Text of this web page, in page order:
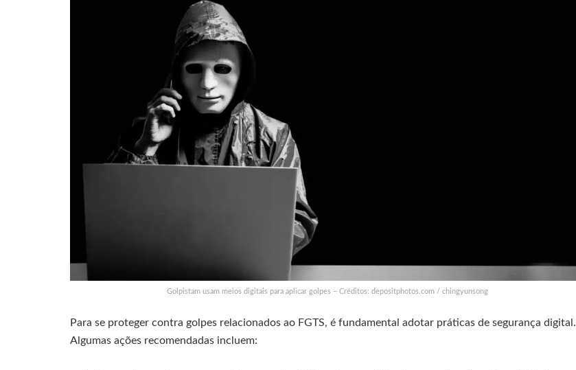
Golpistam usam meios digitais para aplicar golpes – Créditos: depositphotos.com / chingyunsong
Para se proteger contra golpes relacionados ao FGTS, é fundamental adotar práticas de segurança digital.
Algumas ações recomendadas incluem: